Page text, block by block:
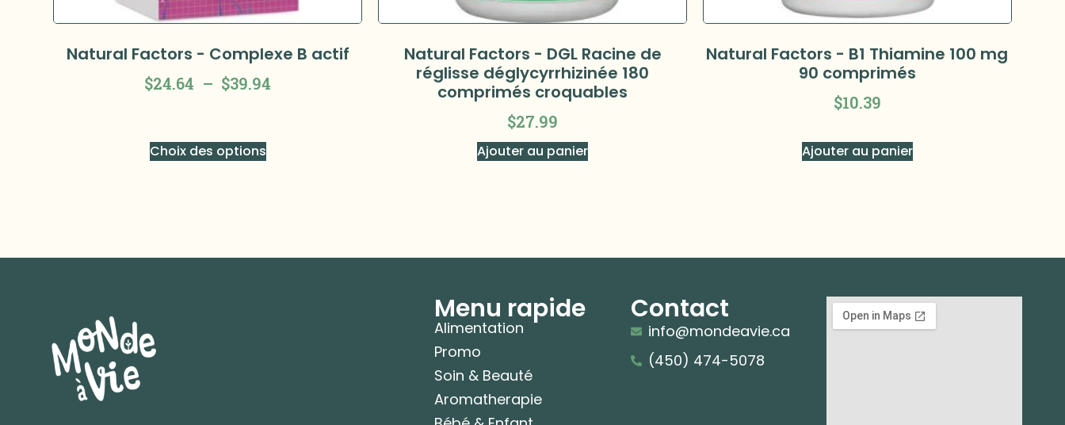
Natural Factors - Complexe B actif
$24.64 – $39.94
Choix des options
Natural Factors - DGL Racine de
réglisse déglycyrrhizinée 180
comprimés croquables
$27.99
Ajouter au panier
Natural Factors - B1 Thiamine 100 mg
90 comprimés
$10.39
Ajouter au panier
Menu rapide
Alimentation
Promo
Soin & Beauté
Aromatherapie
Contact
info@mondeavie.ca
(450) 474-5078